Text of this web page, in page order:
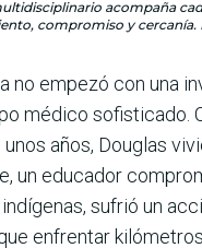
acompaña
compromiso y cercanía.
no empezó con una
médico sofisticado.
años, Douglas
un educador
sufrió un
enfrentar